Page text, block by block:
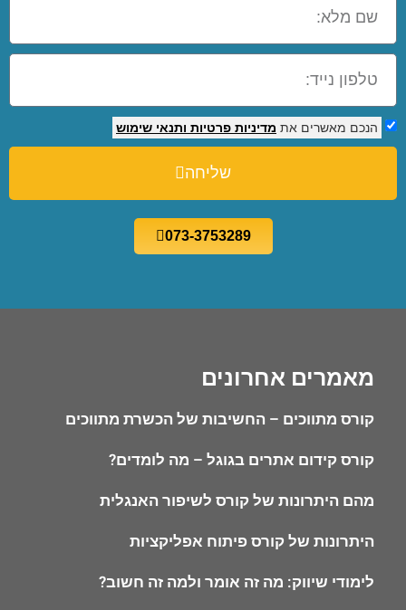
הנכם מאשרים את מדיניות פרטיות ותנאי שימוש
שליחה
073-3753289
מאמרים אחרונים
קורס מתווכים – החשיבות של הכשרת מתווכים
קורס קידום אתרים בגוגל – מה לומדים?
מהם היתרונות של קורס לשיפור האנגלית
היתרונות של קורס פיתוח אפליקציות
לימודי שיווק: מה זה אומר ולמה זה חשוב?